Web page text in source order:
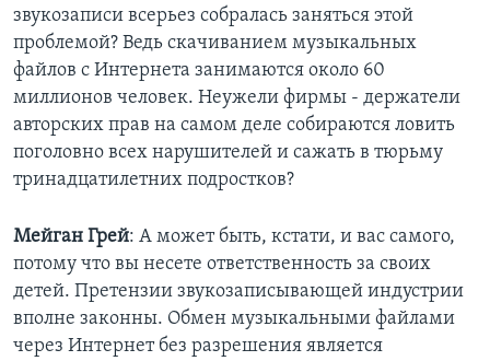
Языки
звукозаписи всерьез собралась заняться этой
проблемой? Ведь скачиванием музыкальных
файлов с Интернета занимаются около 60
миллионов человек. Неужели фирмы - держатели
авторских прав на самом деле собираются ловить
поголовно всех нарушителей и сажать в тюрьму
тринадцатилетних подростков?
Мейган Грей: А может быть, кстати, и вас самого,
потому что вы несете ответственность за своих
детей. Претензии звукозаписывающей индустрии
вполне законны. Обмен музыкальными файлами
через Интернет без разрешения является